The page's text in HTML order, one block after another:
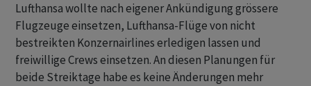
Lufthansa wollte nach eigener Ankündigung grössere
Flugzeuge einsetzen, Lufthansa-Flüge von nicht
bestreikten Konzernairlines erledigen lassen und
freiwillige Crews einsetzen. An diesen Planungen für
beide Streiktage habe es keine Änderungen mehr